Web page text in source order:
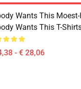
Wants This
Wants This T-
- € 28,06